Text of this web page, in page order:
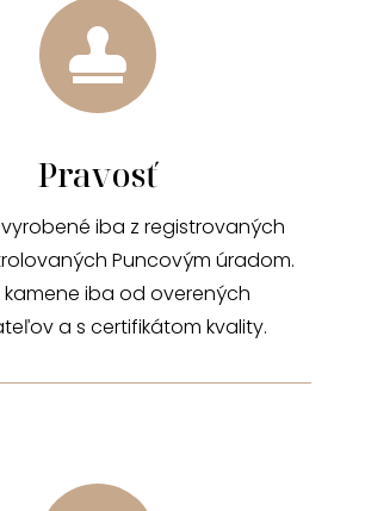

Pravosť
vyrobené iba z registrovaných
Puncovým úradom.
kamene iba od overených
a s certifikátom kvality.